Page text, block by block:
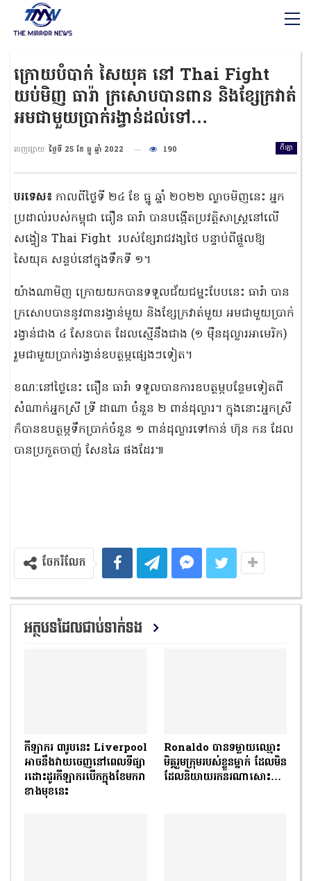
ក្រោយបំបាក់ សៃយុគ នៅ Thai Fight
យប់មិញ ធារ៉ា ក្រសោបបានពាន និងខ្សែក្រវាត់
អមជាមួយប្រាក់រង្វាន់ដល់ទៅ…
កីឡា
ចេញផ្សាយ ថ្ងៃទី 25 ខែ ធ្នូ ឆ្នាំ 2022 190
បរទេស៖ កាលពីថ្ងៃទី ២៤ ខែ ធ្នូ ឆ្នាំ ២០២២ ល្ងាចមិញនេះ អ្នក
ប្រដាល់របស់កម្ពុជា ធឿន ធារ៉ា បានបង្កើតប្រវត្តិសាស្ត្រនៅលើ
សង្វៀន Thai Fight របស់ខ្សែរាជវង្សថៃ បន្ទាប់ពីផ្តួលឱ្យ
សៃយុគ សន្លប់នៅក្នុងទឹកទី ១។
យ៉ាងណាមិញ ក្រោយយកបានទទួលជ័យជម្នះបែបនេះ ធារ៉ា បាន
ក្រសោបបាននូវពានរង្វាន់មួយ និងខ្សែក្រវាត់មួយ អមជាមួយប្រាក់
រង្វាន់ជាង ៤ សែនបាត ដែលស្មើនឹងជាង (១ ម៉ឺនដុល្លារអាមេរិក)
រួមជាមួយប្រាក់រង្វាន់ឧបត្ថម្ភផ្សេងៗទៀត។
ខណៈនៅថ្ងៃនេះ ធឿន ធារ៉ា ទទួលបានការឧបត្ថម្ភបន្ថែមទៀតពី
សំណាក់អ្នកស្រី ទ្រី ដាណា ចំនួន ២ ពាន់ដុល្លារ។ ក្នុងនោះអ្នកស្រី
ក៏បានឧបត្ថម្ភទឹកប្រាក់ចំនួន ១ ពាន់ដុល្លារទៅកាន់ ហ៊ុន កន ដែល
បានប្រកួតចាញ់ សែនឆៃ ផងដែរ៕
ចែករំលែក
អត្ថបទដែលជាប់ទាក់ទង
កីឡាករ ៣រូបនេះ Liverpool
អាចនឹងវាយចេញនៅពេលទីផ្សា
រដោះដូរកីឡាករបើកក្នុងខែមករា
ខាងមុខនេះ
Ronaldo បានទម្លាយឈ្មោះ
មិត្តរួមក្រុមរបស់ខ្លួនម្នាក់ ដែលមិន
ដែលនិយាយរកនរណាសោះ…